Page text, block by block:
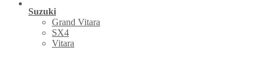
Suzuki
Grand Vitara
SX4
Vitara